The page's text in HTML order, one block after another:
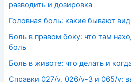
разводить и дозировка
Головная боль: какие бывают
Боль в правом боку: что там
боль
Боль в животе: что делать и
Справки 027/у, 026/у-3 и 065/у: